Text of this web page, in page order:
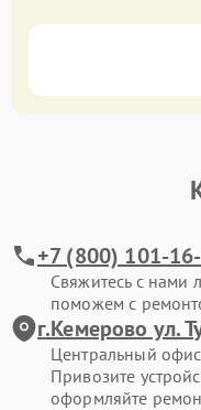
+7 (800) 101-
Свяжитесь с
поможем с
г.Кемерово ул.
Центральный
Привозите
оформляйте